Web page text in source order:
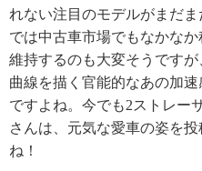
れない注目のモデルがまだ
では中古車市場でもなかなか
維持するのも大変そうです
曲線を描く官能的なあの加
ですよね。今でも2ストレー
さんは、元気な愛車の姿を
ね！